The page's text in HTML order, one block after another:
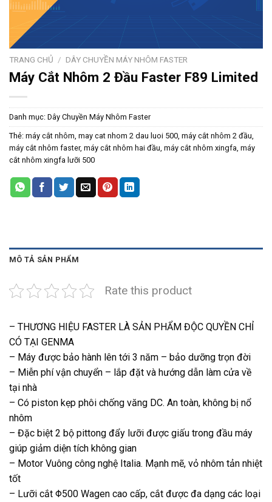
TRANG CHỦ / DÂY CHUYỀN MÁY NHÔM FASTER
Máy Cắt Nhôm 2 Đầu Faster F89 Limited
Danh mục: Dây Chuyền Máy Nhôm Faster
Thẻ: máy cắt nhôm may cat nhom 2 dau luoi 500 máy cắt nhôm 2 đầu
máy cắt nhôm faster, máy cắt nhôm hai đầu máy cắt nhôm xingfa máy
cắt nhôm xingfa lưỡi 500
MÔ TẢ SẢN PHẨM
Rate this product
– THƯƠNG HIỆU FASTER LÀ SẢN PHẨM ĐỘC QUYỀN CHỈ
CÓ TẠI GENMA
– Máy được bảo hành lên tới 3 năm – bảo dưỡng trọn đời
– Miễn phí vận chuyển – lắp đặt và hướng dẫn làm cửa về
tại nhà
– Có piston kẹp phôi chống văng DC. An toàn, không bị nổ
nhôm
– Đặc biệt 2 bộ pittong đẩy lưỡi được giấu trong đầu máy
giúp giảm diện tích không gian
– Motor Vuông công nghệ Italia. Mạnh mẽ, vỏ nhôm tản nhiệt
tốt
– Lưỡi cắt Φ500 Wagen cao cấp, cắt được đa dạng các loại